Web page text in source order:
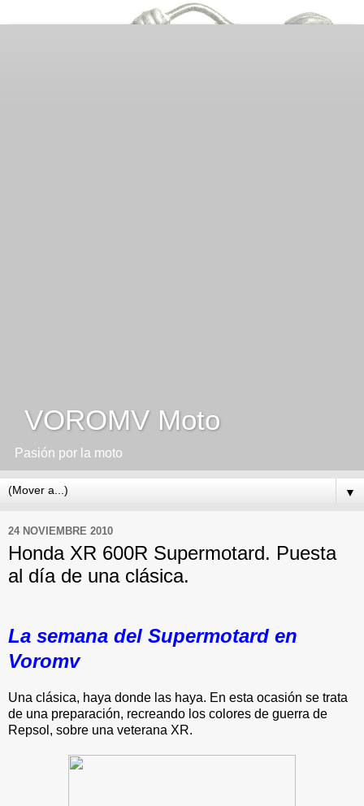
VOROMV Moto
Pasión por la moto
▼
24 NOVIEMBRE 2010
Honda XR 600R Supermotard. Puesta
al día de una clásica.
La semana del Supermotard en
Voromv
Una clásica, haya donde las haya. En esta ocasión se trata
de una preparación, recreando los colores de guerra de
Repsol, sobre una veterana XR.